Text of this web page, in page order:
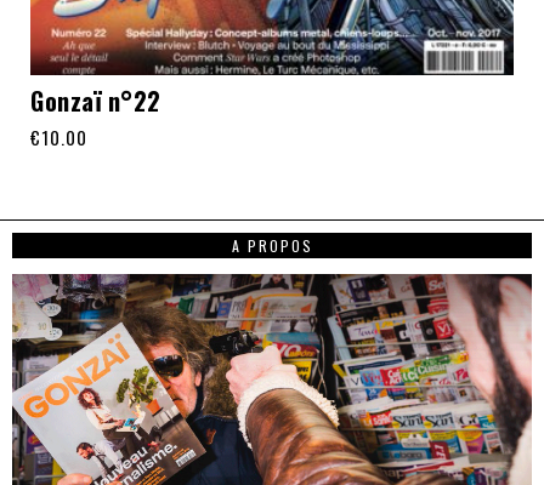
Gonzaï n°22
€10.00
A PROPOS